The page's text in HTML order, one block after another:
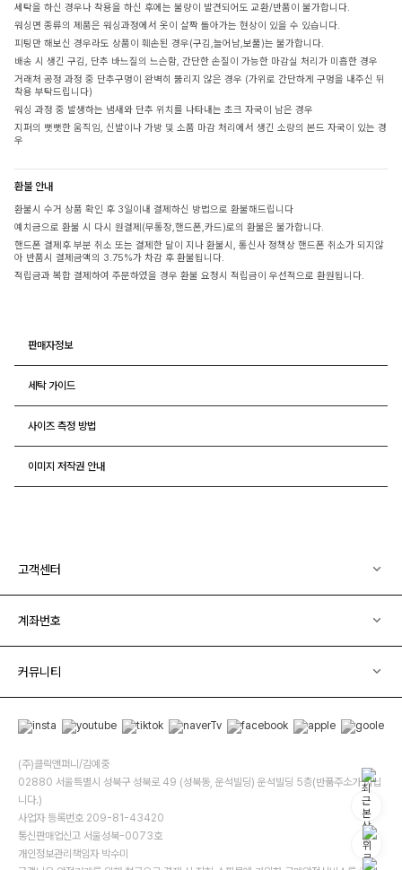
세탁을 하신 경우나 착용을 하신 후에는 불량이 발견되어도 교환/반품이 불가합니다.
워싱면 종류의 제품은 워싱과정에서 옷이 살짝 돌아가는 현상이 있을 수 있습니다.
피팅만 해보신 경우라도 상품이 훼손된 경우(구김,늘어남,보풀)는 불가합니다.
배송 시 생긴 구김, 단추 바느질의 느슨함, 간단한 손질이 가능한 마감실 처리가 미흡한 경우
거래처 공정 과정 중 단추구멍이 완벽히 뚫리지 않은 경우 (가위로 간단하게 구멍을 내주신 뒤
착용 부탁드립니다)
워싱 과정 중 발생하는 냄새와 단추 위치를 나타내는 초크 자국이 남은 경우
지퍼의 뻣뻣한 움직임, 신발이나 가방 및 소품 마감 처리에서 생긴 소량의 본드 자국이 있는 경
우
환불 안내
환불시 수거 상품 확인 후 3일이내 결제하신 방법으로 환불해드립니다
예치금으로 환불 시 다시 원결제(무통장,핸드폰,카드)로의 환불은 불가합니다.
핸드폰 결제후 부분 취소 또는 결제한 달이 지나 환불시, 통신사 정책상 핸드폰 취소가 되지않
아 반품시 결제금액의 3.75%가 차감 후 환불됩니다.
적립금과 복합 결제하여 주문하였을 경우 환불 요청시 적립금이 우선적으로 환원됩니다.
판매자정보
세탁 가이드
사이즈 측정 방법
이미지 저작권 안내
고객센터
계좌번호
커뮤니티
(주)클릭앤퍼니/김예중
02880 서울특별시 성북구 성북로 49 (성북동, 운석빌딩) 운석빌딩 5층(반품주소가 아닙
니다.)
사업자 등록번호 209-81-43420
통신판매업신고 서울성북-0073호
개인정보관리책임자 박수미